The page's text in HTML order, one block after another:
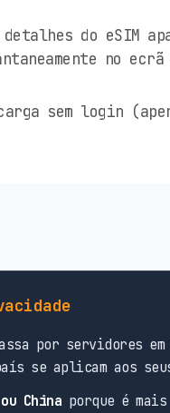
detalhes do eSIM
no ecrã
sem login
por servidores
se aplicam aos
China porque é